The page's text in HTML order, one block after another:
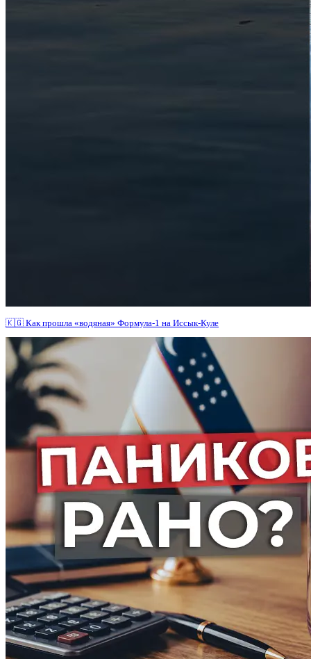
🇰🇬 Как прошла «водяная» Формула-1 на Иссык-Куле